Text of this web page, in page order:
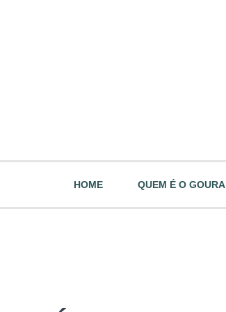
HOME QUEM É O GOURA